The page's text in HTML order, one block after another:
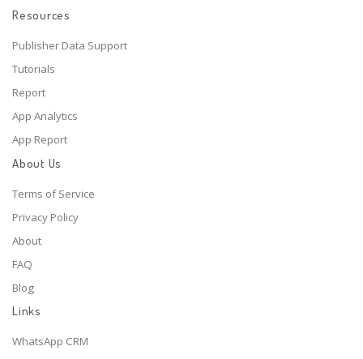
Resources
Publisher Data Support
Tutorials
Report
App Analytics
App Report
About Us
Terms of Service
Privacy Policy
About
FAQ
Blog
Links
WhatsApp CRM